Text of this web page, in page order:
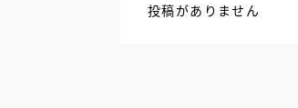
投稿がありません